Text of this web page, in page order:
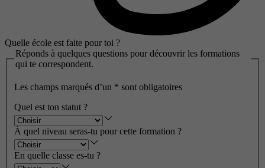
Quelle école est faite pour toi ?
Réponds à quelques questions pour découvrir les formations
qui te correspondent.
Les champs marqués d’un * sont obligatoires
Quel est ton statut ?
À quel niveau seras-tu pour cette formation ?
En quelle classe es-tu ?